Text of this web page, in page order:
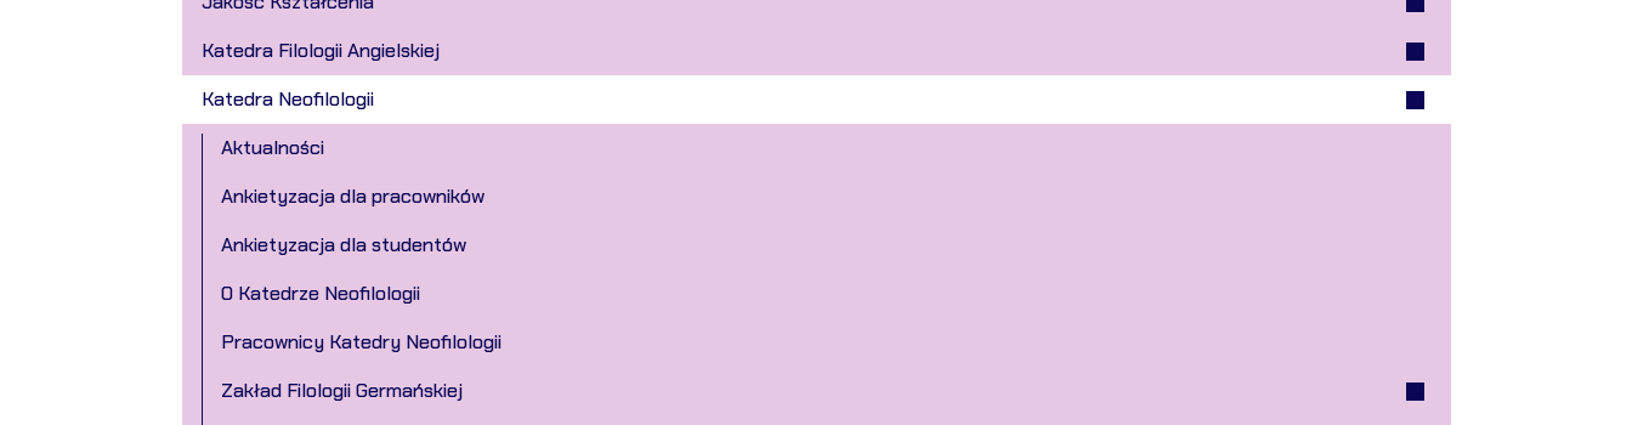
Katedra Filologii Angielskiej
Katedra Neofilologii
Aktualności
Ankietyzacja dla pracowników
Ankietyzacja dla studentów
O Katedrze Neofilologii
Pracownicy Katedry Neofilologii
Zakład Filologii Germańskiej